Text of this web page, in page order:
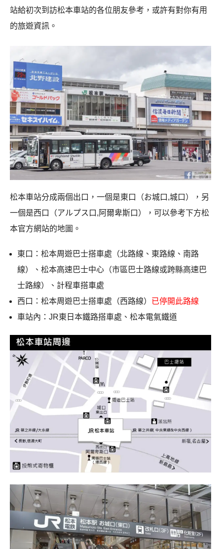
站給初次到訪松本車站的各位朋友參考，或許有對你有用
的旅遊資訊。
松本車站分成兩個出口，一個是東口（お城口,城口），另
一個是西口（アルプス口,阿爾卑斯口），可以參考下方松
本官方網站的地圖。
東口：松本周遊巴士搭車處（北路線、東路線、南路
線）、松本高速巴士中心（市區巴士路線或跨縣高速巴
士路線）、計程車搭車處
西口：松本周遊巴士搭車處（西路線） 已停開此路線
車站內：JR東日本鐵路搭車處、松本電氣鐵道